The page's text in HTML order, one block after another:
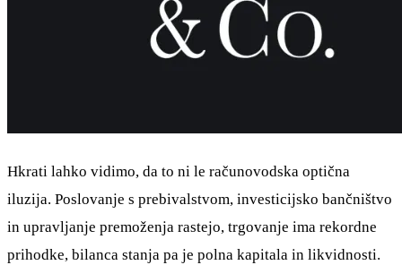
Hkrati lahko vidimo, da to ni le računovodska optična
iluzija. Poslovanje s prebivalstvom, investicijsko bančništvo
in upravljanje premoženja rastejo, trgovanje ima rekordne
prihodke, bilanca stanja pa je polna kapitala in likvidnosti.